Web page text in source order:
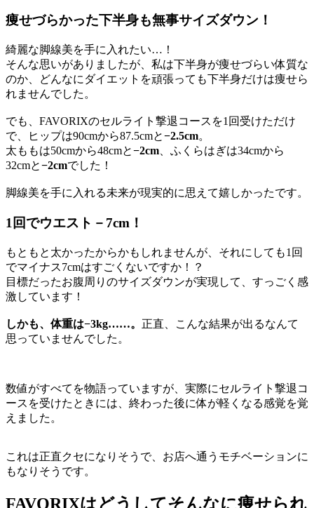
痩せづらかった下半身も無事サイズダウン！
綺麗な脚線美を手に入れたい…！
そんな思いがありましたが、私は下半身が痩せづらい体質な
のか、どんなにダイエットを頑張っても下半身だけは痩せら
れませんでした。
でも、FAVORIXのセルライト撃退コースを1回受けただけ
で、ヒップは90cmから87.5cmと−2.5cm。
太ももは50cmから48cmと−2cm 、ふくらはぎは34cmから
32cmと−2cmでした！
脚線美を手に入れる未来が現実的に思えて嬉しかったです。
1回でウエスト－7cm！
もともと太かったからかもしれませんが、それにしても1回
でマイナス7cmはすごくないですか！？
目標だったお腹周りのサイズダウンが実現して、すっごく感
激しています！
しかも、体重は−3kg……。 正直、こんな結果が出るなんて
思っていませんでした。
数値がすべてを物語っていますが、実際にセルライト撃退コ
ースを受けたときには、終わった後に体が軽くなる感覚を覚
えました。
これは正直クセになりそうで、お店へ通うモチベーションに
もなりそうです。
FAVORIXはどうしてそんなに痩せられ